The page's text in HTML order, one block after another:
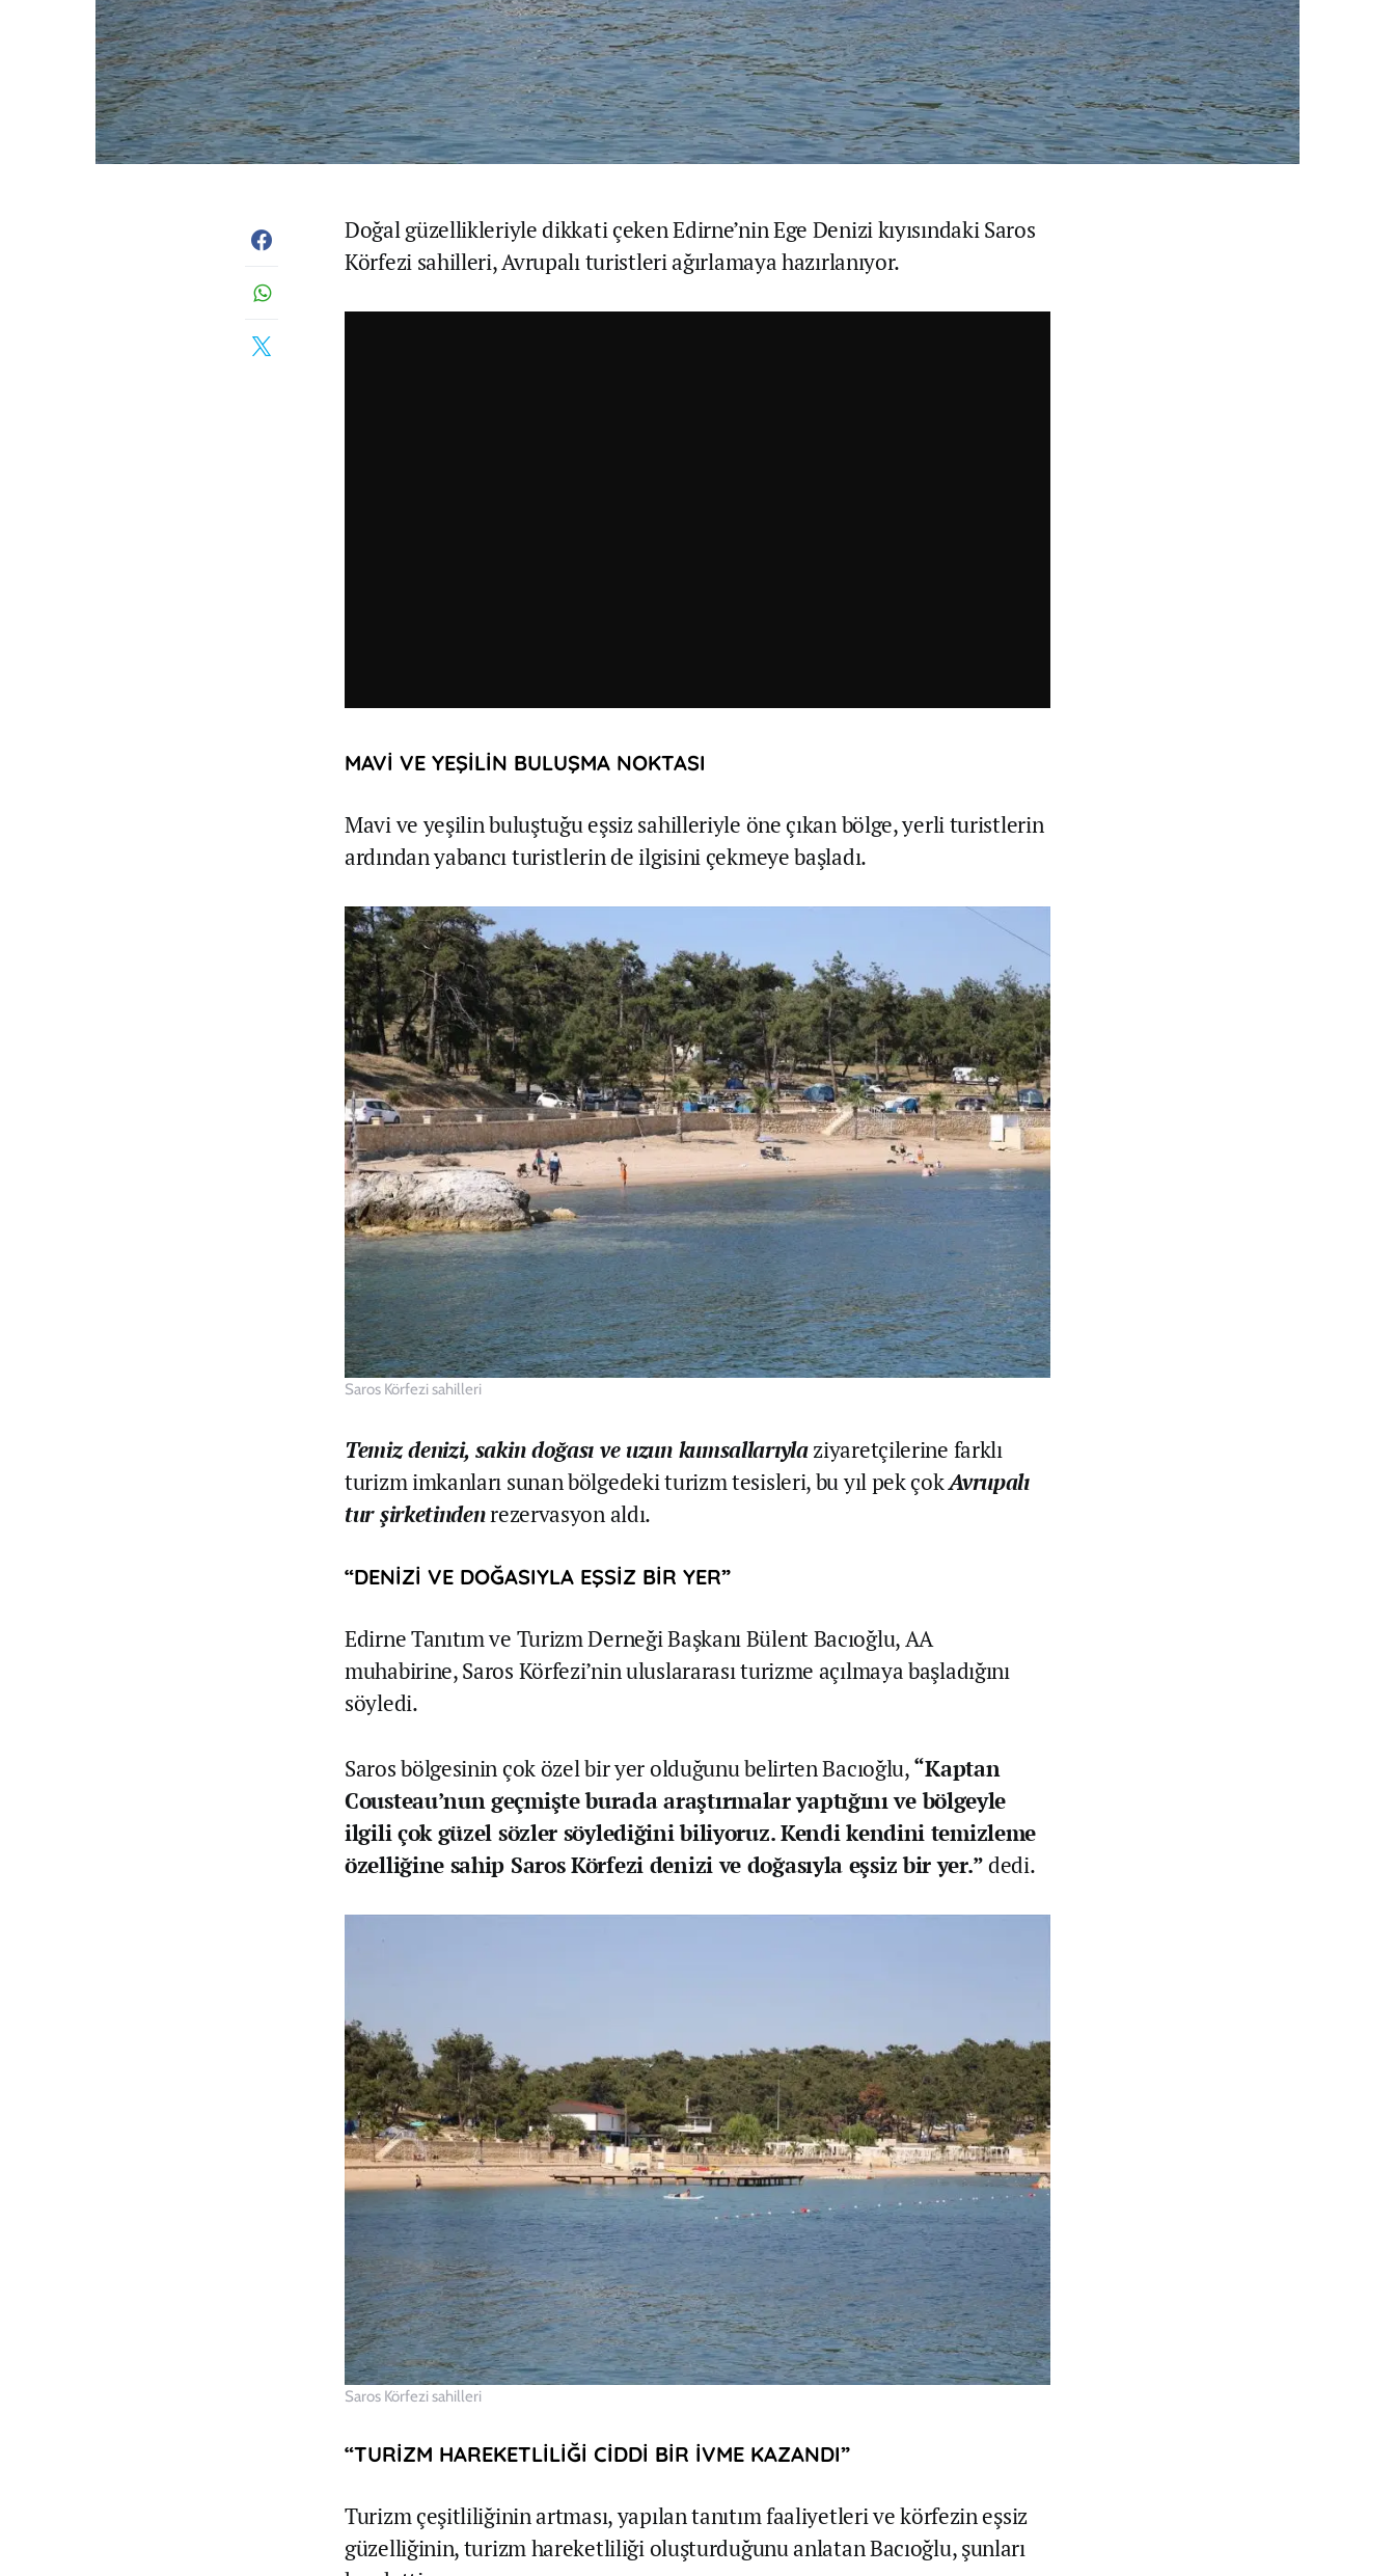
Doğal güzellikleriyle dikkati çeken Edirne’nin Ege Denizi kıyısındaki Saros
Körfezi sahilleri, Avrupalı turistleri ağırlamaya hazırlanıyor.
MAVİ VE YEŞİLİN BULUŞMA NOKTASI
Mavi ve yeşilin buluştuğu eşsiz sahilleriyle öne çıkan bölge, yerli turistlerin
ardından yabancı turistlerin de ilgisini çekmeye başladı.
Saros Körfezi sahilleri
Temiz denizi, sakin doğası ve uzun kumsallarıylaziyaretçilerine farklı
turizm imkanları sunan bölgedeki turizm tesisleri, bu yıl pek çokAvrupalı
tur şirketindenrezervasyon aldı.
“DENİZİ VE DOĞASIYLA EŞSİZ BİR YER”
Edirne Tanıtım ve Turizm Derneği Başkanı Bülent Bacıoğlu, AA
muhabirine, Saros Körfezi’nin uluslararası turizme açılmaya başladığını
söyledi.
Saros bölgesinin çok özel bir yer olduğunu belirten Bacıoğlu,“Kaptan
Cousteau’nun geçmişte burada araştırmalar yaptığını ve bölgeyle
ilgili çok güzel sözler söylediğini biliyoruz. Kendi kendini temizleme
özelliğine sahip Saros Körfezi denizi ve doğasıyla eşsiz bir yer.”dedi.
Saros Körfezi sahilleri
“TURİZM HAREKETLİLİĞİ CİDDİ BİR İVME KAZANDI”
Turizm çeşitliliğinin artması, yapılan tanıtım faaliyetleri ve körfezin eşsiz
güzelliğinin, turizm hareketliliği oluşturduğunu anlatan Bacıoğlu, şunları